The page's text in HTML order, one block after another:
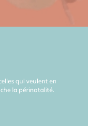
qui veulent en
la périnatalité.